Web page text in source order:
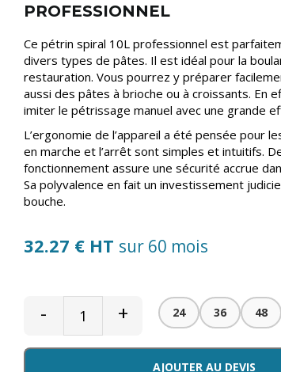
PROFESSIONNEL
Ce pétrin spiral 10L professionnel est
divers types de pâtes. Il est idéal pour la
restauration. Vous pourrez y préparer
aussi des pâtes à brioche ou à croissants. En
imiter le pétrissage manuel avec une grande
L’ergonomie de l’appareil a été pensée pour
en marche et l’arrêt sont simples et intuitifs.
fonctionnement assure une sécurité accrue
Sa polyvalence en fait un investissement
bouche.
32.27 € HT sur 60 mois
- + 24 36 48
AJOUTER AU DEVIS